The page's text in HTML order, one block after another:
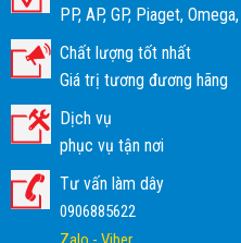
PP, AP, GP, Piaget,
Chất lượng tốt nhất
Giá trị tương đương hãng
Dịch vụ
phục vụ tận nơi
Tư vấn làm dây
0906885622